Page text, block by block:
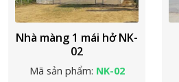
Nhà màng 1 mái hở NK-
02
Mã sản phẩm: NK-02